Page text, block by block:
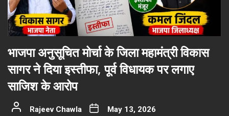
भाजपा अनुसूचित मोर्चा के जिला महामंत्री विकास
सागर ने दिया इस्तीफा, पूर्व विधायक पर लगाए
साजिश के आरोप
Rajeev Chawla May 13, 2026